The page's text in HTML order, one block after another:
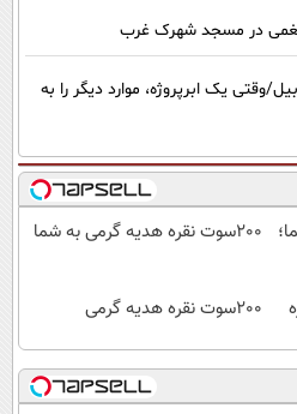
در مسجد شهرک غرب
وقتی یک ابرپروژه، موارد دیگر را به
200سوت نقره هدیه گرمی به شما
200سوت نقره هدیه گرمی